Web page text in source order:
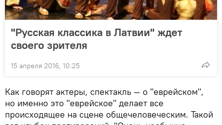
"Русская классика в Латвии" ждет
своего зрителя
15 апреля 2016, 10:25
Как говорят актеры, спектакль — о "еврейском",
но именно это "еврейское" делает все
происходящее на сцене общечеловеческим. Такой